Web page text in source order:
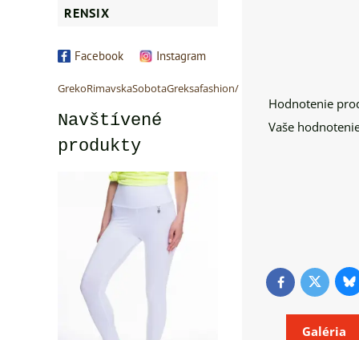
Hodnotenie
Vaše
FacebookTwitter
Galéria
RENSIX
Facebook Instagram
GrekoRimavskaSobotaGreksafashion/
Navštívené
produkty